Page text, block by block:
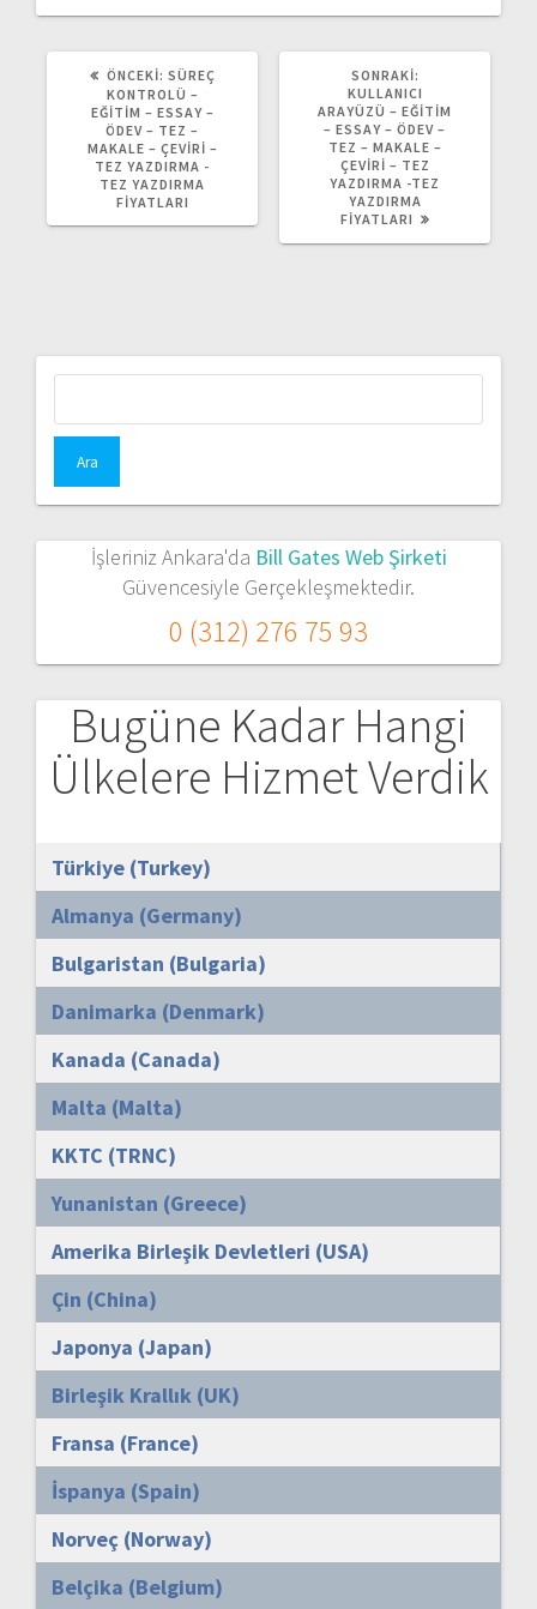
ÖNCEKI: ÖNCEKI
YAZI:
SÜREÇ
KONTROLÜ –
EĞITIM – ESSAY –
ÖDEV – TEZ –
MAKALE – ÇEVIRI –
TEZ YAZDIRMA -
TEZ YAZDIRMA
FIYATLARI
SONRAKI:
YAZI:
KULLANICI
ARAYÜZÜ – EĞITIM
– ESSAY – ÖDEV –
TEZ – MAKALE –
ÇEVIRI – TEZ
YAZDIRMA -TEZ
YAZDIRMA
FIYATLARI
İşleriniz Ankara'da Bill Gates Web Şirketi
Güvencesiyle Gerçekleşmektedir.
0 (312) 276 75 93
Bugüne Kadar Hangi
Ülkelere Hizmet Verdik
Türkiye (Turkey)
Almanya (Germany)
Bulgaristan (Bulgaria)
Danimarka (Denmark)
Kanada (Canada)
Malta (Malta)
KKTC (TRNC)
Yunanistan (Greece)
Amerika Birleşik Devletleri (USA)
Çin (China)
Japonya (Japan)
Birleşik Krallık (UK)
Fransa (France)
İspanya (Spain)
Norveç (Norway)
Belçika (Belgium)